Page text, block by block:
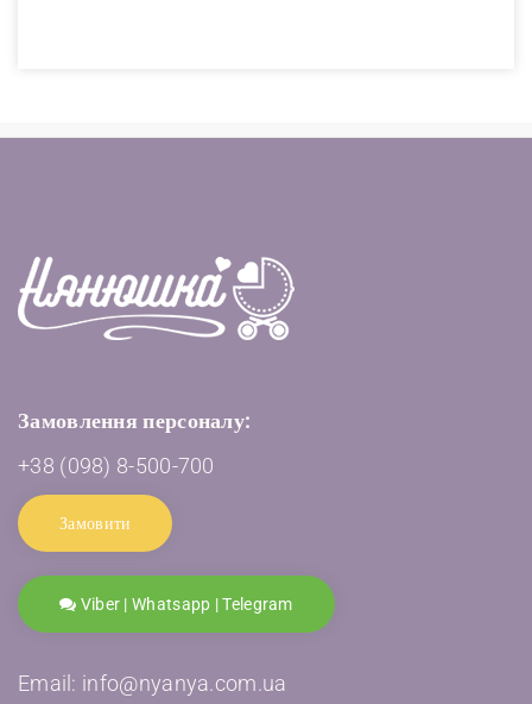
Замовлення персоналу:
+38 (098) 8-500-700
Замовити
Viber | Whatsapp | Telegram
Email: info@nyanya.com.ua